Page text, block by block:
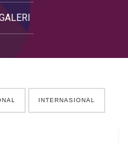
INTERNASIONAL